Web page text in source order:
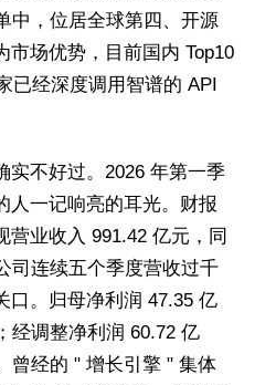
中，位居全球第四、开源
市场优势，目前国内 Top10
已经深度调用智谱的 API
实不好过。2026 年第一季
人一记响亮的耳光。财报
营业收入 991.42 亿元，同
司连续五个季度营收过千
口。归母净利润 47.35 亿
经调整净利润 60.72 亿
曾经的 " 增长引擎 " 集体